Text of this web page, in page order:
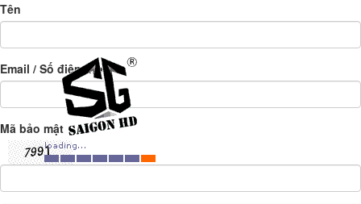
Tên
Email / Số điện thoại
Mã bảo mật